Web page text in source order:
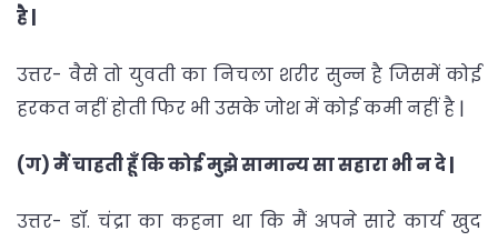
है |
उत्तर- वैसे तो युवती का निचला शरीर सुन्न है जिसमें कोई
हरकत नहीं होती फिर भी उसके जोश में कोई कमी नहीं है |
(ग) मैं चाहती हूँ कि कोई मुझे सामान्य सा सहारा भी न दे |
उत्तर- डॉ. चंद्रा का कहना था कि मैं अपने सारे कार्य खुद